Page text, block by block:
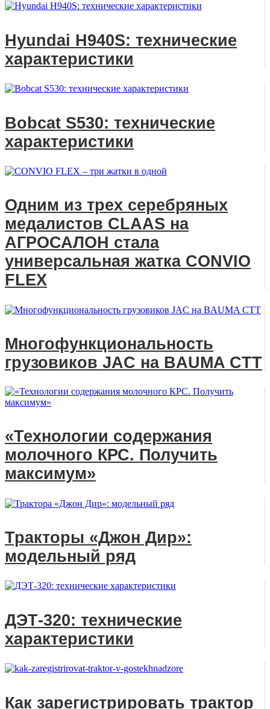
Hyundai H940S: технические
характеристики
Bobcat S530: технические
характеристики
Одним из трех серебряных
медалистов CLAAS на
АГРОСАЛОН стала
универсальная жатка CONVIO
FLEX
Многофункциональность
грузовиков JAC на BAUMA CTT
«Технологии содержания
молочного КРС. Получить
максимум»
Тракторы «Джон Дир»:
модельный ряд
ДЭТ-320: технические
характеристики
Как зарегистрировать трактор